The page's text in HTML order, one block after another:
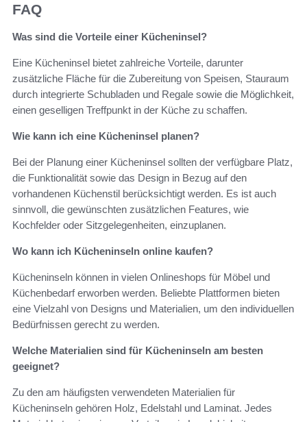
FAQ
Was sind die Vorteile einer Kücheninsel?
Eine Kücheninsel bietet zahlreiche Vorteile, darunter
zusätzliche Fläche für die Zubereitung von Speisen, Stauraum
durch integrierte Schubladen und Regale sowie die Möglichkeit,
einen geselligen Treffpunkt in der Küche zu schaffen.
Wie kann ich eine Kücheninsel planen?
Bei der Planung einer Kücheninsel sollten der verfügbare Platz,
die Funktionalität sowie das Design in Bezug auf den
vorhandenen Küchenstil berücksichtigt werden. Es ist auch
sinnvoll, die gewünschten zusätzlichen Features, wie
Kochfelder oder Sitzgelegenheiten, einzuplanen.
Wo kann ich Kücheninseln online kaufen?
Kücheninseln können in vielen Onlineshops für Möbel und
Küchenbedarf erworben werden. Beliebte Plattformen bieten
eine Vielzahl von Designs und Materialien, um den individuellen
Bedürfnissen gerecht zu werden.
Welche Materialien sind für Kücheninseln am besten
geeignet?
Zu den am häufigsten verwendeten Materialien für
Kücheninseln gehören Holz, Edelstahl und Laminat. Jedes